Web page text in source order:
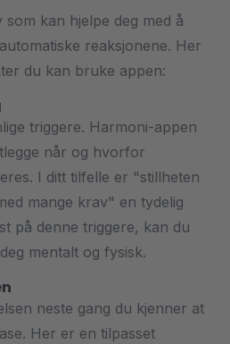
kan hjelpe deg med å
reaksjonene. Her
du kan bruke appen:
triggere. Harmoni-appen
når og hvorfor
I ditt tilfelle er "stillheten
mange krav" en tydelig
på denne triggere, kan du
mentalt og fysisk.
neste gang du kjenner at
Her er en tilpasset